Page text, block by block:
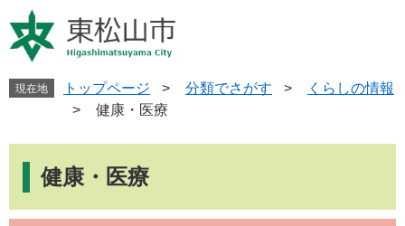
ー
ジ
す
ニ
ュ
し
へ
現在地 トップページ > 分類でさがす >
くらしの情報
>
健康・医療
健康・医療